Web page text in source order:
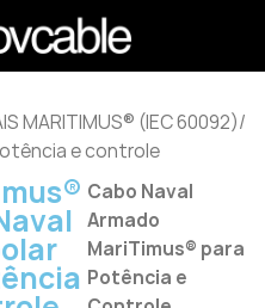
MARITIMUS® (IEC 60092)/
e controle
Cabo Naval
Armado
MariTimus® para
Potência e